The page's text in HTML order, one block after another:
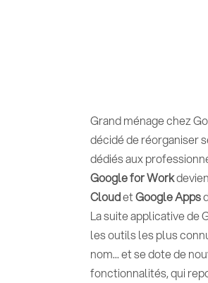
Grand ménage chez
décidé de réorganiser
dédiés aux
Google for Work
CloudetGoogle Apps
La suite applicative de
les outils les plus
nom... et se dote de
fonctionnalités, qui